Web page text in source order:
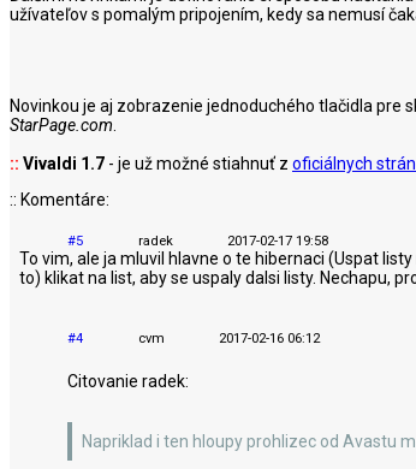
užívateľov s pomalým pripojením, kedy sa nemusí
Novinkou je aj zobrazenie jednoduchého tlačidla pre
StarPage.com
:: Vivaldi 1.7 - je už možné stiahnuť z oficiálnych
:: Komentáre:
#5 radek 2017-02-17 19:58
To vim, ale ja mluvil hlavne o te hibernaci (Uspat
to) klikat na list, aby se uspaly dalsi listy. Nechapu,
#4 cvm 2017-02-16 06:12
Citovanie radek:
Napriklad i ten hloupy prohlizec od Avastu